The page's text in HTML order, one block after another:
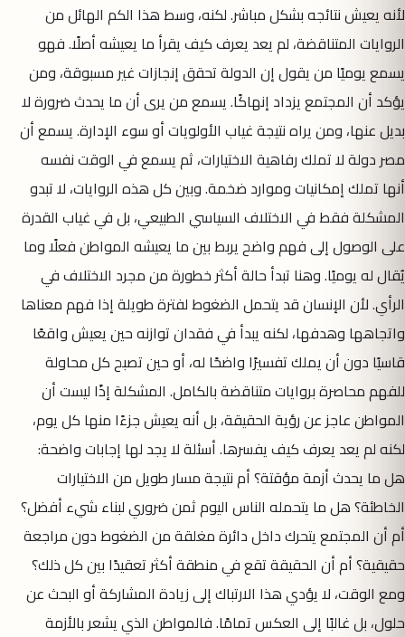
لأنه يعيش نتائجه بشكل مباشر. لكنه، وسط هذا الكم الهائل من
الروايات المتناقضة، لم يعد يعرف كيف يقرأ ما يعيشه أصلًا. فهو
يسمع يوميًا من يقول إن الدولة تحقق إنجازات غير مسبوقة، ومن
يؤكد أن المجتمع يزداد إنهاكًا. يسمع من يرى أن ما يحدث ضرورة لا
بديل عنها، ومن يراه نتيجة غياب الأولويات أو سوء الإدارة. يسمع أن
مصر دولة لا تملك رفاهية الاختيارات، ثم يسمع في الوقت نفسه
أنها تملك إمكانيات وموارد ضخمة. وبين كل هذه الروايات، لا تبدو
المشكلة فقط في الاختلاف السياسي الطبيعي، بل في غياب القدرة
على الوصول إلى فهم واضح يربط بين ما يعيشه المواطن فعلًا وما
يُقال له يوميًا. وهنا تبدأ حالة أكثر خطورة من مجرد الاختلاف في
الرأي. لأن الإنسان قد يتحمل الضغوط لفترة طويلة إذا فهم معناها
واتجاهها وهدفها، لكنه يبدأ في فقدان توازنه حين يعيش واقعًا
قاسيًا دون أن يملك تفسيرًا واضحًا له، أو حين تصبح كل محاولة
للفهم محاصرة بروايات متناقضة بالكامل. المشكلة إذًا ليست أن
المواطن عاجز عن رؤية الحقيقة، بل أنه يعيش جزءًا منها كل يوم،
لكنه لم يعد يعرف كيف يفسرها. أسئلة لا يجد لها إجابات واضحة:
هل ما يحدث أزمة مؤقتة؟ أم نتيجة مسار طويل من الاختيارات
الخاطئة؟ هل ما يتحمله الناس اليوم ثمن ضروري لبناء شيء أفضل؟
أم أن المجتمع يتحرك داخل دائرة مغلقة من الضغوط دون مراجعة
حقيقية؟ أم أن الحقيقة تقع في منطقة أكثر تعقيدًا بين كل ذلك؟
ومع الوقت، لا يؤدي هذا الارتباك إلى زيادة المشاركة أو البحث عن
حلول، بل غالبًا إلى العكس تمامًا. فالمواطن الذي يشعر بالأزمة